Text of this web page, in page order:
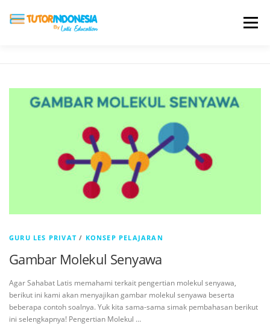
Menu
DAFTAR SEKOLAH
GURU LES PRIVAT / KONSEP PELAJARAN
Gambar Molekul Senyawa
Agar Sahabat Latis memahami terkait pengertian molekul senyawa,
berikut ini kami akan menyajikan gambar molekul senyawa beserta
beberapa contoh soalnya. Yuk kita sama-sama simak pembahasan berikut
ini selengkapnya! Pengertian Molekul …